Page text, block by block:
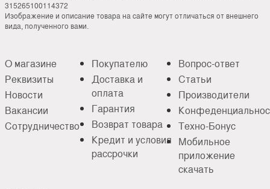
315265100114372
Изображение и описание товара на сайте могут отличаться от внешнего
вида, полученного вами.
О магазине
Реквизиты
Новости
Вакансии
Сотрудничество
Покупателю
Доставка и
оплата
Гарантия
Возврат товара
Кредит и условия
рассрочки
Вопрос-ответ
Статьи
Производители
Техно-Бонус
Мобильное
приложение
скачать